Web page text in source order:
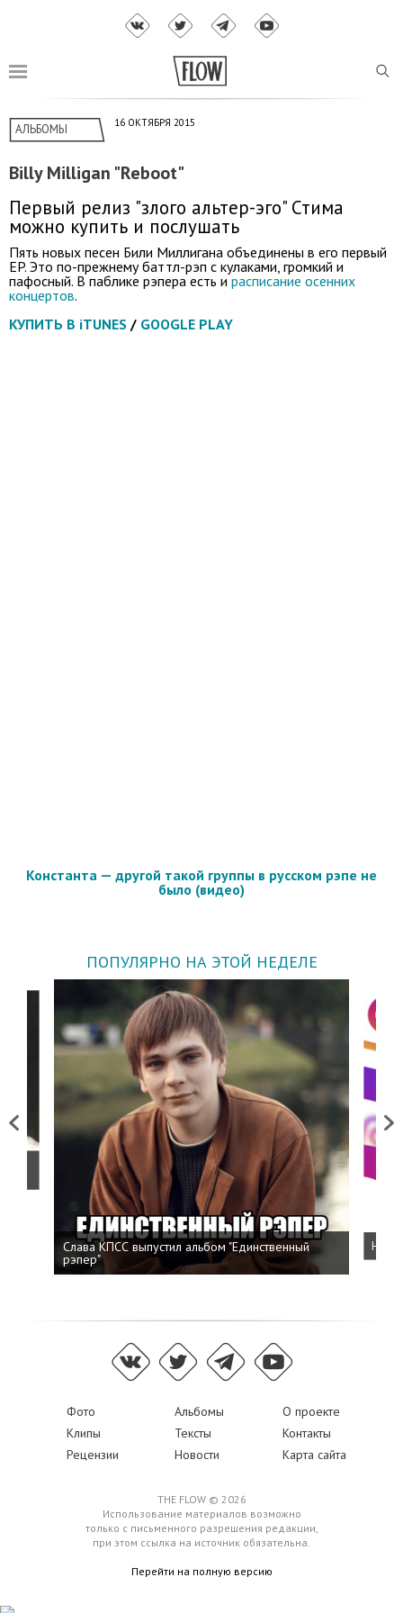
АЛЬБОМЫ 16 ОКТЯБРЯ 2015
Billy Milligan "Reboot"
Первый релиз "злого альтер-эго" Стима
можно купить и послушать
Пять новых песен Били Миллигана объединены в его первый
EP. Это по-прежнему баттл-рэп с кулаками, громкий и
пафосный. В паблике рэпера есть ирасписание осенних
концертов.
КУПИТЬ В iTUNES / GOOGLE PLAY
Константа — другой такой группы в русском рэпе не
было (видео)
ПОПУЛЯРНО НА ЭТОЙ НЕДЕЛЕ
Previous
Слава КПСС выпустил альбом "Единственный
рэпер"
Next
Фото Альбомы
О проекте
Клипы
Тексты
Контакты
Рецензии
Новости Карта сайта
THE FLOW © 2026
Использование материалов возможно
только с письменного разрешения редакции,
при этом ссылка на источник обязательна.
Перейти на полную версию